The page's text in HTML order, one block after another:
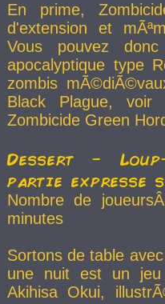
En prime,
d'extension et
Vous pouvez
apocalyptique type
zombis
Black Plague,
Zombicide Green
Dessert -
partie expresse
Nombre de
minutes
Sortons de table
une nuit est un
Akihisa Okui,